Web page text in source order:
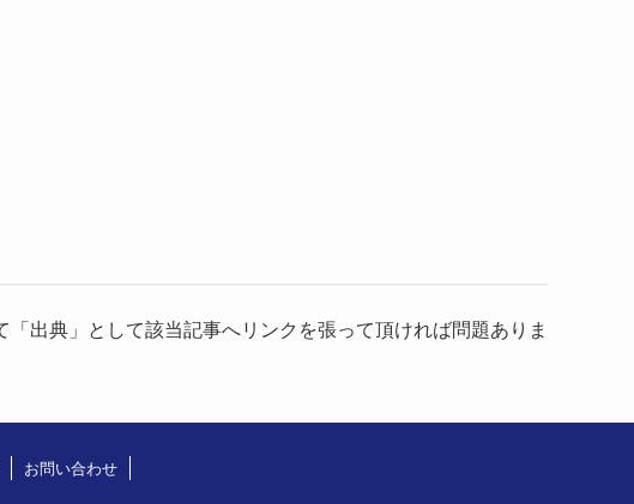
出典」として該当記事へリンクを張って頂ければ問題ありま
お問い合わせ